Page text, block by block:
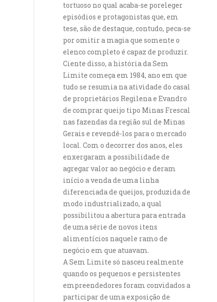
tortuoso no qual acaba-se poreleger
episódios e protagonistas que, em
tese, são de destaque, contudo, peca-se
por omitir a magia que somente o
elenco completo é capaz de produzir.
Ciente disso, a história da Sem
Limite começa em 1984, ano em que
tudo se resumia na atividade do casal
de proprietários Regilena e Evandro
de comprar queijo tipo Minas Frescal
nas fazendas da região sul de Minas
Gerais e revendê-los para o mercado
local. Com o decorrer dos anos, eles
enxergaram a possibilidade de
agregar valor ao negócio e deram
início a venda de uma linha
diferenciada de queijos, produzida de
modo industrializado, a qual
possibilitou a abertura para entrada
de uma série de novos itens
alimentícios naquele ramo de
negócio em que atuavam.
A Sem Limite só nasceu realmente
quando os pequenos e persistentes
empreendedores foram convidados a
participar de uma exposição de